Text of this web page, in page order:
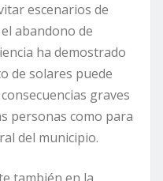
escenarios de
abandono de
ha demostrado
de solares puede
graves
personas como para
del municipio.